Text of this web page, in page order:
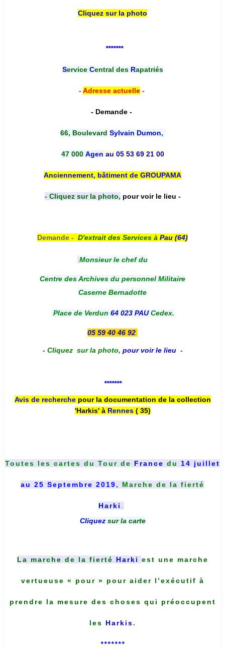
Cliquez sur la photo
*******
Service Central desRapatriés
-Adresse actuelle-
- Demande -
66, Boulevard Sylvain Dumon,
47 000 Agen au 05 53 69 21 00
Anciennement, bâtiment de GROUPAMA
- Cliquez sur la photo, pour voir le lieu -
Demande - D'extrait des Services à Pau (64)
Monsieur le chef du
Centre des Archives du personnel Militaire
Caserne Bernadotte
Place de Verdun 64 023 PAUCedex.
05 59 40 46 92
- Cliquez sur la photo, pour voir le lieu -
*******
Avis de recherche pour la documentation de la collection
'Harkis' à Rennes( 35)
Toutes les cartes du Tour de France du 14 juillet
au 25 Septembre 2019, Marche de la fierté
Harki
Cliquez sur la carte
La marche de la fierté Harki est une marche
vertueuse « pour » pour aider l’exécutif à
prendre la mesure des choses qui préoccupent
les Harkis.
*******